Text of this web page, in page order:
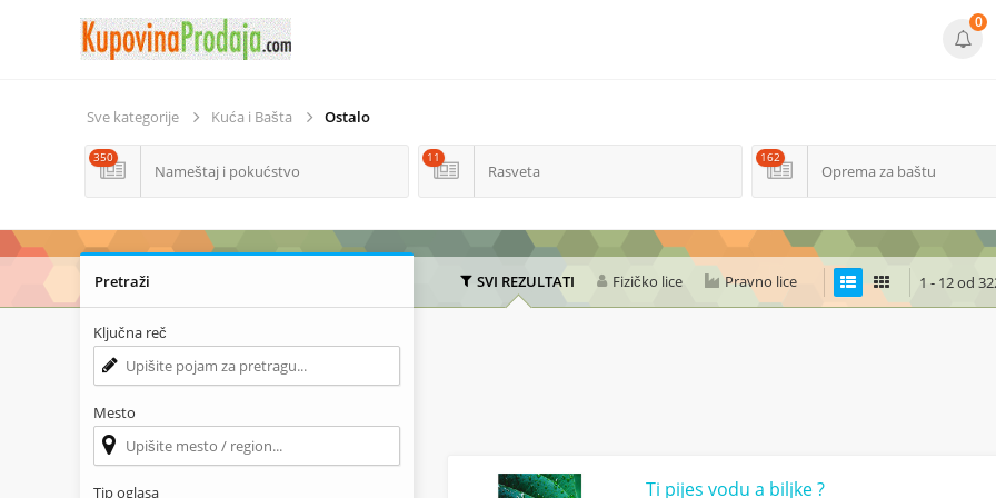
0
Sve kategorije Kuća i Bašta Ostalo
Nameštaj i pokućstvo
350
Rasveta
11
Oprema za baštu
162
SVI REZULTATI Fizičko lice Pravno lice 1 - 12 od
Ti pijes vodu a biljke ?
Pretraži
Ključna reč
Mesto
Tip oglasa